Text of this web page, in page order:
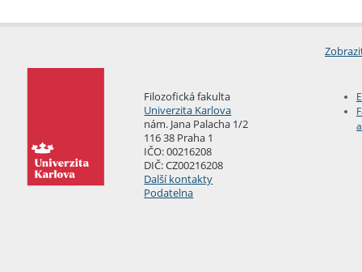
Filozofická fakulta
Univerzita Karlova
nám. Jana Palacha 1/2
116 38 Praha 1
IČO: 00216208
DIČ: CZ00216208
Další kontakty
Podatelna